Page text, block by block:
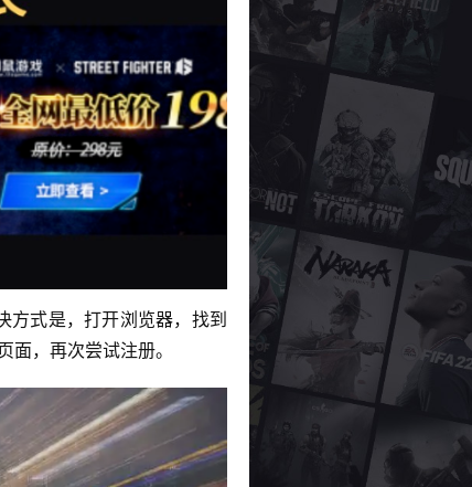
方式是，打开浏览器，找到
面，再次尝试注册。